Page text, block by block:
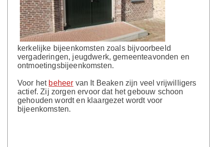
kerkelijke bijeenkomsten zoals bijvoorbeeld
vergaderingen, jeugdwerk, gemeenteavonden en
ontmoetingsbijeenkomsten.
Voor het beheer van It Beaken zijn veel vrijwilligers
actief. Zij zorgen ervoor dat het gebouw schoon
gehouden wordt en klaargezet wordt voor
bijeenkomsten.